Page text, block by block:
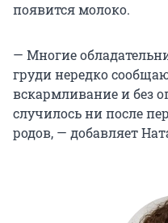
появится молоко.
— Многие
груди нередко
вскармливание и без
случилось ни после
родов, — добавляет